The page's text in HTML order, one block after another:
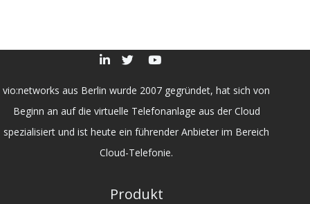
vio:networks aus Berlin wurde 2007 gegründet, hat sich von
Beginn an auf die virtuelle Telefonanlage aus der Cloud
spezialisiert und ist heute ein führender Anbieter im Bereich
Cloud-Telefonie.
Produkt